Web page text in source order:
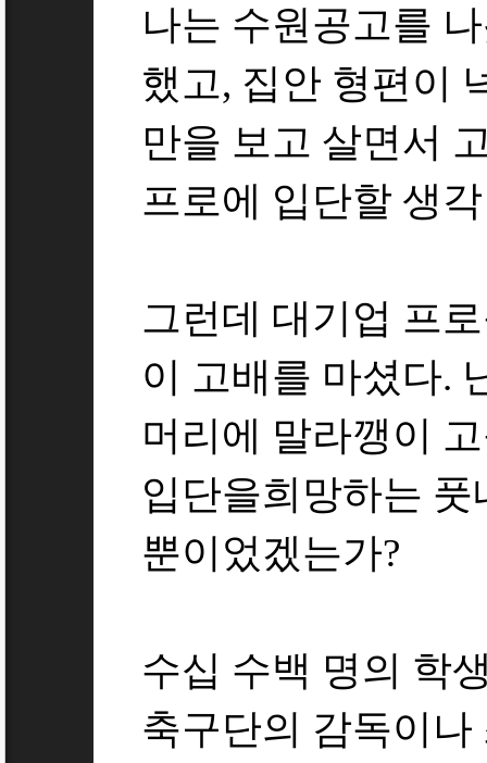
나는 수원공고를
했고, 집안 형편이
만을 보고 살면서
프로에 입단할 생
그런데 대기업 프
이 고배를 마셨다.
머리에 말라깽이
입단을희망하는
뿐이었겠는가?
수십 수백 명의 학
축구단의 감독이